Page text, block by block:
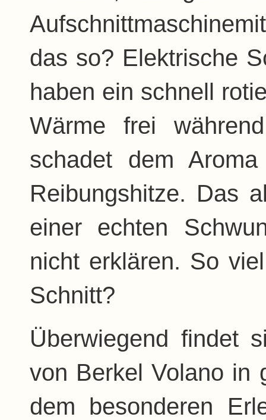
das so? Elektrische
haben ein schnell
Wärme frei
schadet dem
Reibungshitze. Das
einer echten
nicht erklären. So
Schnitt?
Überwiegend findet
von Berkel Volano in
dem besonderen